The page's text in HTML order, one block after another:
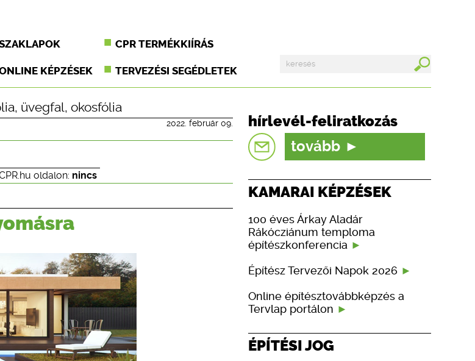
CPR TERMÉKKIÍRÁS
KÉPZÉSEK TERVEZÉSI SEGÉDLETEK
, üvegfal, okosfólia
2022. február 09.
oldalon: nincs
hírlevél-feliratkozás
tovább
KAMARAI KÉPZÉSEK
100 éves Árkay Aladár
Rákócziánum temploma
építészkonferencia
Építész Tervezői Napok 2026
Online építésztovábbképzés a
Tervlap portálon
ÉPÍTÉSI JOG